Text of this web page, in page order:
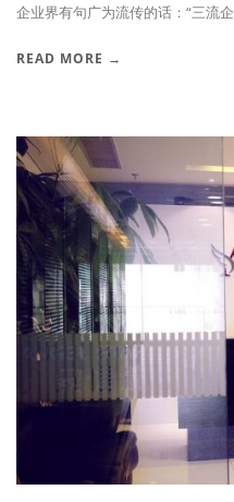
企业界有句广为流传的话：“三流
READ MORE →